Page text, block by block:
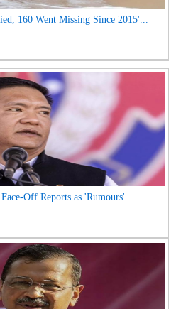
160 Went Missing Since 2015'...
Off Reports as 'Rumours'...